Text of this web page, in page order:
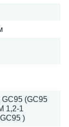
(GC95
1,2-1
)